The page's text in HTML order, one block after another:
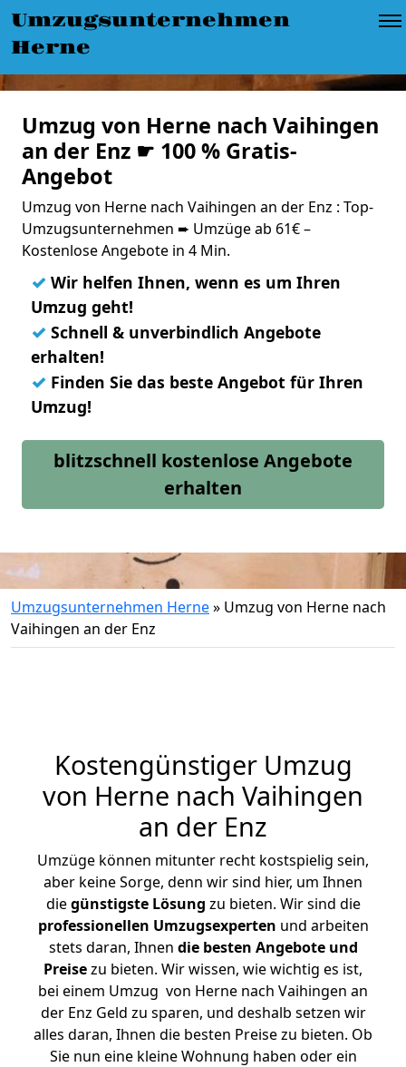
Umzugsunternehmen
Herne
Umzug von Herne nach Vaihingen
an der Enz ☛ 100 % Gratis-
Angebot
Umzug von Herne nach Vaihingen an der Enz : Top-
Umzugsunternehmen ➨ Umzüge ab 61€ –
Kostenlose Angebote in 4 Min.
✓ Wir helfen Ihnen, wenn es um Ihren
Umzug geht!
✓ Schnell & unverbindlich Angebote
erhalten!
✓ Finden Sie das beste Angebot für Ihren
Umzug!
blitzschnell kostenlose Angebote
erhalten
Umzugsunternehmen Herne» Umzug von Herne nach
Vaihingen an der Enz
Kostengünstiger Umzug
von Herne nach Vaihingen
an der Enz
Umzüge können mitunter recht kostspielig sein,
aber keine Sorge, denn wir sind hier, um Ihnen
diegünstigste Lösung zu bieten. Wir sind die
professionellen Umzugsexperten und arbeiten
stets daran, Ihnen die besten Angebote und
Preisezu bieten. Wir wissen, wie wichtig es ist,
bei einem Umzug von Herne nach Vaihingen an
der Enz Geld zu sparen, und deshalb setzen wir
alles daran, Ihnen die besten Preise zu bieten. Ob
Sie nun eine kleine Wohnung haben oder ein